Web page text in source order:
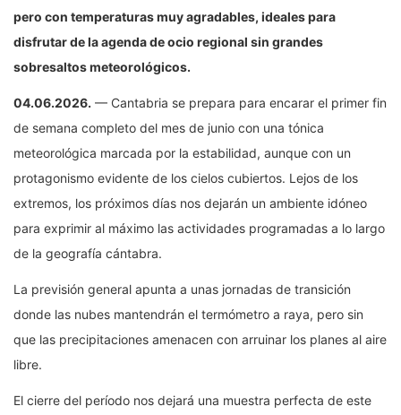
pero con temperaturas muy agradables, ideales para
disfrutar de la agenda de ocio regional sin grandes
sobresaltos meteorológicos.
04.06.2026. — Cantabria se prepara para encarar el primer fin
de semana completo del mes de junio con una tónica
meteorológica marcada por la estabilidad, aunque con un
protagonismo evidente de los cielos cubiertos. Lejos de los
extremos, los próximos días nos dejarán un ambiente idóneo
para exprimir al máximo las actividades programadas a lo largo
de la geografía cántabra.
La previsión general apunta a unas jornadas de transición
donde las nubes mantendrán el termómetro a raya, pero sin
que las precipitaciones amenacen con arruinar los planes al aire
libre.
El cierre del período nos dejará una muestra perfecta de este